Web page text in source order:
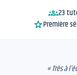
groups23
starPremière
« Très à